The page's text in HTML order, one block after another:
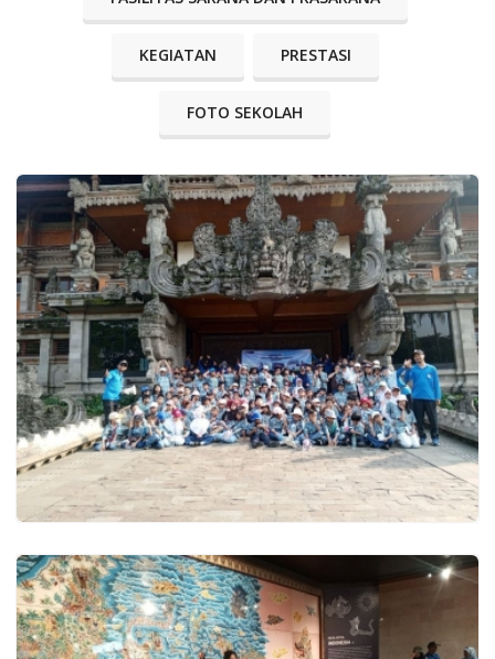
KEGIATAN PRESTASI
FOTO SEKOLAH